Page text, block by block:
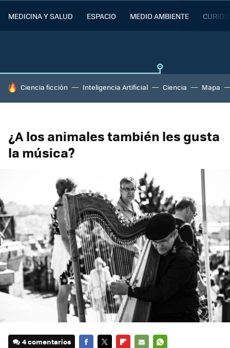
MEDICINA Y SALUD ESPACIO MEDIO AMBIENTE
HOY SE HABLA DE
Ciencia ficción Inteligencia Artificial Ciencia Mapa
¿A los animales también les gusta
la música?
4 comentarios